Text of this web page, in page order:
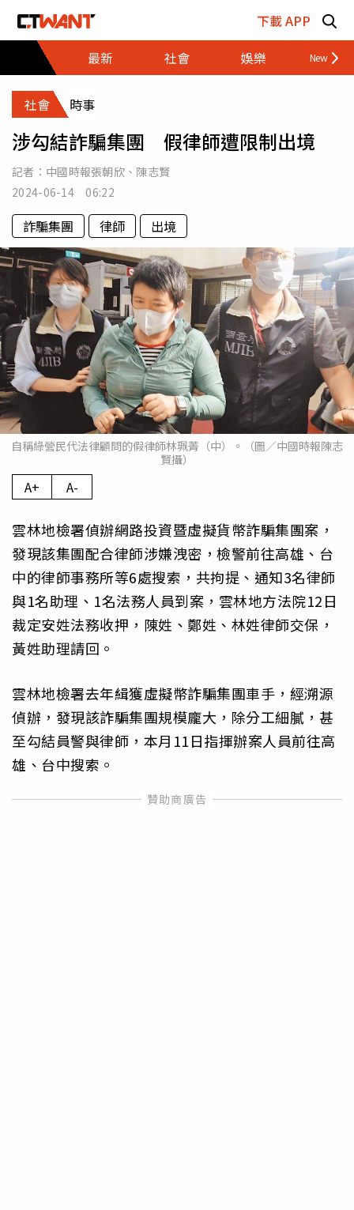
下載 APP
最新
社會 娛樂 財經
社會 時事
涉勾結詐騙集團 假律師遭限制出境
記者： 中國時報張朝欣 、 陳志賢
2024-06-14 06:22
詐騙集團 律師 出境
自稱綠營民代法律顧問的假律師林珮菁（中）。（圖／中國時報陳志
賢攝）
A+ A-
雲林地檢署偵辦網路投資暨虛擬貨幣詐騙集團案，
發現該集團配合律師涉嫌洩密，檢警前往高雄、台
中的律師事務所等6處搜索，共拘提、通知3名律師
與1名助理、1名法務人員到案，雲林地方法院12日
裁定安姓法務收押，陳姓、鄭姓、林姓律師交保，
黃姓助理請回。
雲林地檢署去年緝獲虛擬幣詐騙集團車手，經溯源
偵辦，發現該詐騙集團規模龐大，除分工細膩，甚
至勾結員警與律師，本月11日指揮辦案人員前往高
雄、台中搜索。